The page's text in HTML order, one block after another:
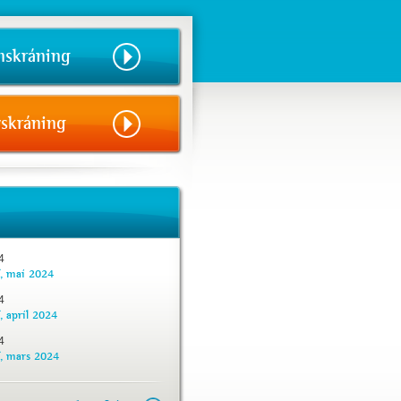
maí 2024
apríl 2024
mars 2024